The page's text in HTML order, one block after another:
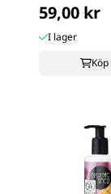
Watermelon
59,00 kr
I lager
Köp